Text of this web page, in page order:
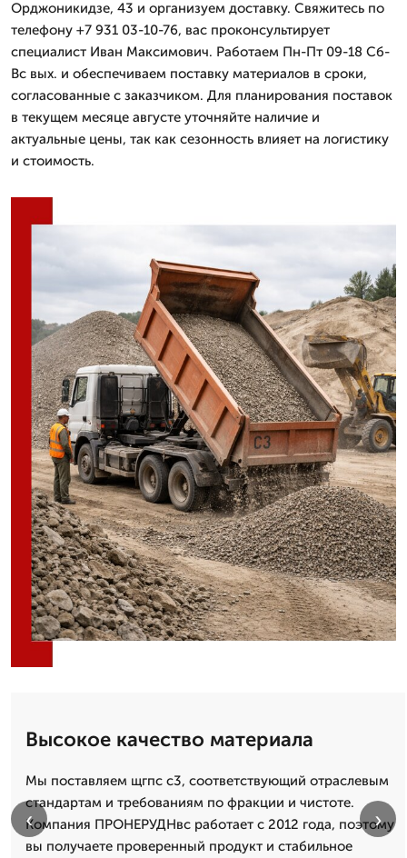
Орджоникидзе, 43 и организуем доставку. Свяжитесь по
телефону +7 931 03-10-76, вас проконсультирует
специалист Иван Максимович. Работаем Пн-Пт 09-18 Сб-
Вс вых. и обеспечиваем поставку материалов в сроки,
согласованные с заказчиком. Для планирования поставок
в текущем месяце августе уточняйте наличие и
актуальные цены, так как сезонность влияет на логистику
и стоимость.
Высокое качество материала
Мы поставляем щгпс с3, соответствующий отраслевым
стандартам и требованиям по фракции и чистоте.
Компания ПРОНЕРУДНвс работает с 2012 года, поэтому
вы получаете проверенный продукт и стабильное
‹ ›